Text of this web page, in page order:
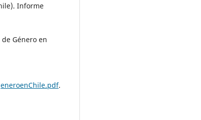
Informe
Género en
.